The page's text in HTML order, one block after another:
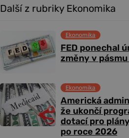
Další z rubriky Ekonomika
FED ponechal
změny v
Ekonomika
Americká
že ukončí
dotací pro
po roce 2026
Ekonomika